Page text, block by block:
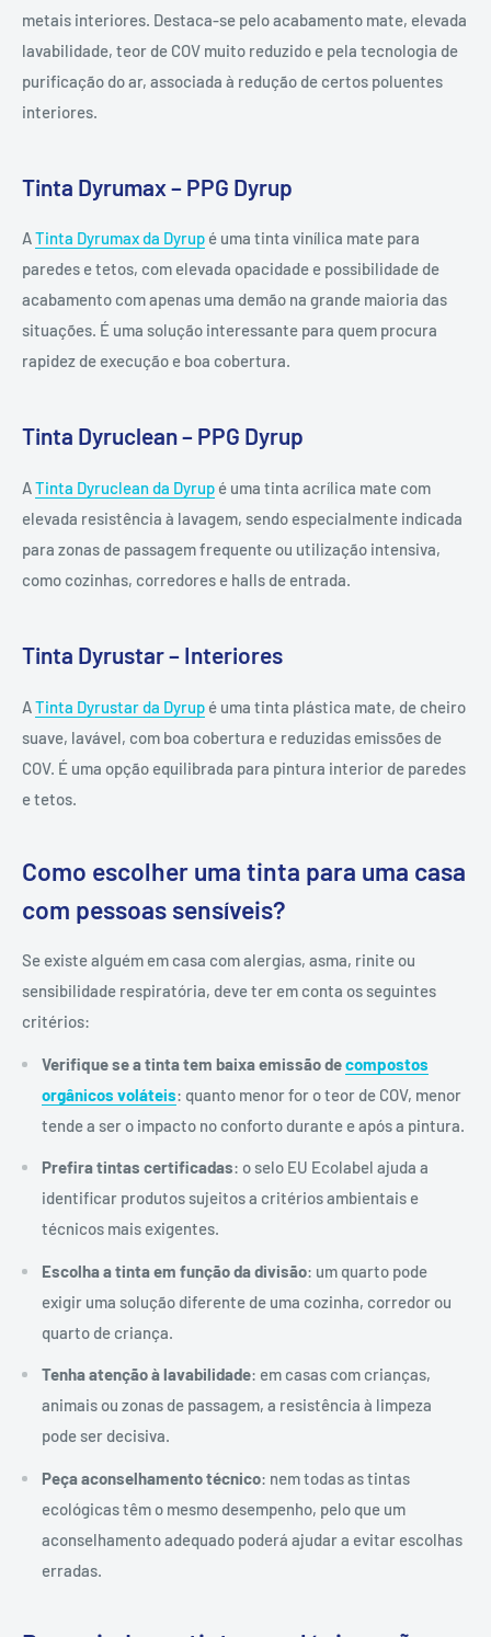
metais interiores. Destaca-se pelo acabamento mate, elevada
lavabilidade, teor de COV muito reduzido e pela tecnologia de
purificação do ar, associada à redução de certos poluentes
interiores.
Tinta Dyrumax – PPG Dyrup
ATinta Dyrumax da Dyrup é uma tinta vinílica mate para
paredes e tetos, com elevada opacidade e possibilidade de
acabamento com apenas uma demão na grande maioria das
situações. É uma solução interessante para quem procura
rapidez de execução e boa cobertura.
Tinta Dyruclean – PPG Dyrup
ATinta Dyruclean da Dyrup é uma tinta acrílica mate com
elevada resistência à lavagem, sendo especialmente indicada
para zonas de passagem frequente ou utilização intensiva,
como cozinhas, corredores e halls de entrada.
Tinta Dyrustar – Interiores
ATinta Dyrustar da Dyrup é uma tinta plástica mate, de cheiro
suave, lavável, com boa cobertura e reduzidas emissões de
COV. É uma opção equilibrada para pintura interior de paredes
e tetos.
Como escolher uma tinta para uma casa
com pessoas sensíveis?
Se existe alguém em casa com alergias, asma, rinite ou
sensibilidade respiratória, deve ter em conta os seguintes
critérios:
Verifique se a tinta tem baixa emissão decompostos
orgânicos voláteis: quanto menor for o teor de COV, menor
tende a ser o impacto no conforto durante e após a pintura.
Prefira tintas certificadas: o selo EU Ecolabel ajuda a
identificar produtos sujeitos a critérios ambientais e
técnicos mais exigentes.
Escolha a tinta em função da divisão: um quarto pode
exigir uma solução diferente de uma cozinha, corredor ou
quarto de criança.
Tenha atenção à lavabilidade: em casas com crianças,
animais ou zonas de passagem, a resistência à limpeza
pode ser decisiva.
Peça aconselhamento técnico: nem todas as tintas
ecológicas têm o mesmo desempenho, pelo que um
aconselhamento adequado poderá ajudar a evitar escolhas
erradas.